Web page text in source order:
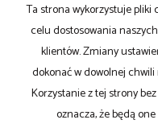
Działkina sprzedaż
Lokalena sprzedaż
Hale na sprzedaż
Obiektyna sprzedaż
Strona główna notatnik Kup
Ta strona wykorzystuje pliki
celu dostosowania
klientów. Zmiany
dokonać w dowolnej
Korzystanie z tej strony
oznacza, że będą